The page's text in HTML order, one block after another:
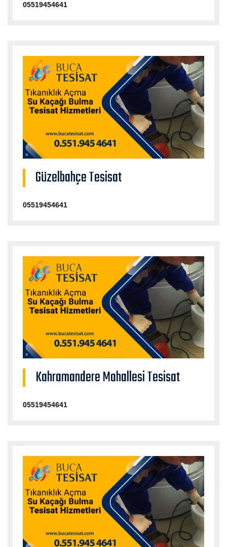
05519454641
Güzelbahçe Tesisat
05519454641
Kahramandere Mahallesi Tesisat
05519454641